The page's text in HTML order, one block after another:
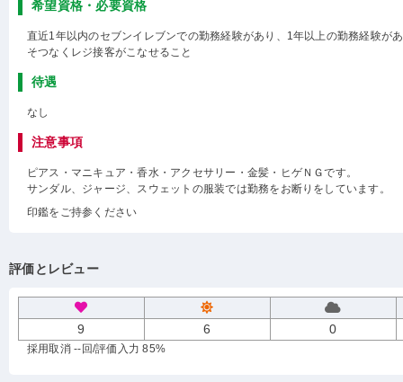
希望資格・必要資格
直近1年以内のセブンイレブンでの勤務経験があり、1年以上の勤務経験が
そつなくレジ接客がこなせること
待遇
なし
注意事項
ピアス・マニキュア・香水・アクセサリー・金髪・ヒゲＮＧです。
サンダル、ジャージ、スウェットの服装では勤務をお断りをしています。
印鑑をご持参ください
評価とレビュー
9 6 0
採用取消 --回/評価入力 85%